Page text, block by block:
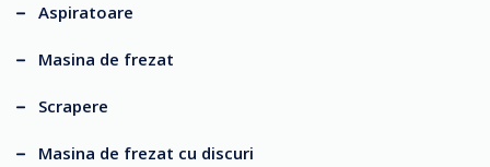
Aspiratoare
Masina de frezat
Scrapere
Masina de frezat cu discuri